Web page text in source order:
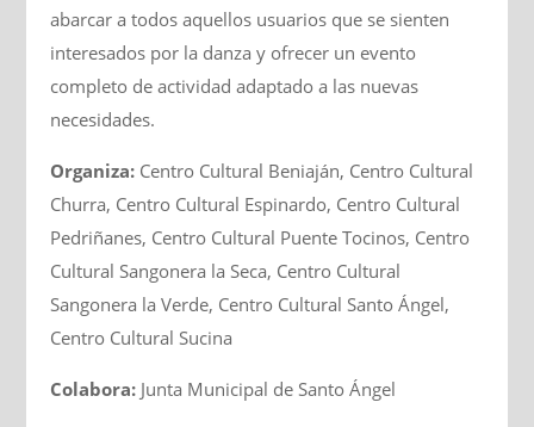
abarcar a todos aquellos usuarios que se sienten
interesados por la danza y ofrecer un evento
completo de actividad adaptado a las nuevas
necesidades.
Organiza: Centro Cultural Beniaján, Centro Cultural
Churra, Centro Cultural Espinardo, Centro Cultural
Pedriñanes, Centro Cultural Puente Tocinos, Centro
Cultural Sangonera la Seca, Centro Cultural
Sangonera la Verde, Centro Cultural Santo Ángel,
Centro Cultural Sucina
Colabora: Junta Municipal de Santo Ángel